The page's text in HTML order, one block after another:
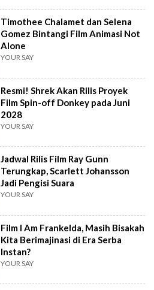
Timothee Chalamet dan Selena
Gomez Bintangi Film Animasi Not
Alone
YOUR SAY
Resmi! Shrek Akan Rilis Proyek
Film Spin-off Donkey pada Juni
2028
YOUR SAY
Jadwal Rilis Film Ray Gunn
Terungkap, Scarlett Johansson
Jadi Pengisi Suara
YOUR SAY
Film I Am Frankelda, Masih Bisakah
Kita Berimajinasi di Era Serba
Instan?
YOUR SAY